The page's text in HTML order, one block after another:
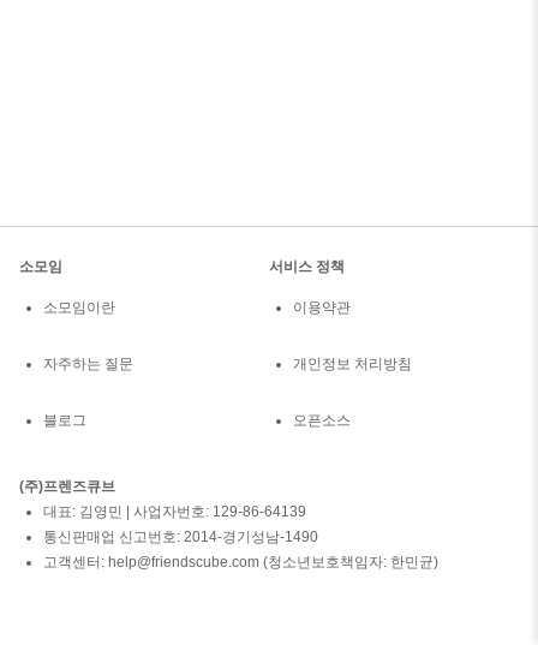
소모임
소모임이란
자주하는 질문
블로그
서비스 정책
이용약관
개인정보 처리방침
오픈소스
(주)프렌즈큐브
대표: 김영민 | 사업자번호: 129-86-64139
통신판매업 신고번호: 2014-경기성남-1490
고객센터: help@friendscube.com (청소년보호책임자: 한민균)